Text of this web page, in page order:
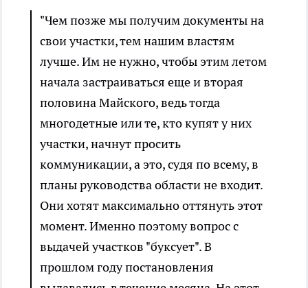
"Чем позже мы получим документы на
свои участки, тем нашим властям
лучше. Им не нужно, чтобы этим летом
начала застраиваться еще и вторая
половина Майского, ведь тогда
многодетные или те, кто купят у них
участки, начнут просить
коммуникации, а это, судя по всему, в
планы руководства области не входит.
Они хотят максимально оттянуть этот
момент. Именно поэтому вопрос с
выдачей участков "буксует". В
прошлом году постановления